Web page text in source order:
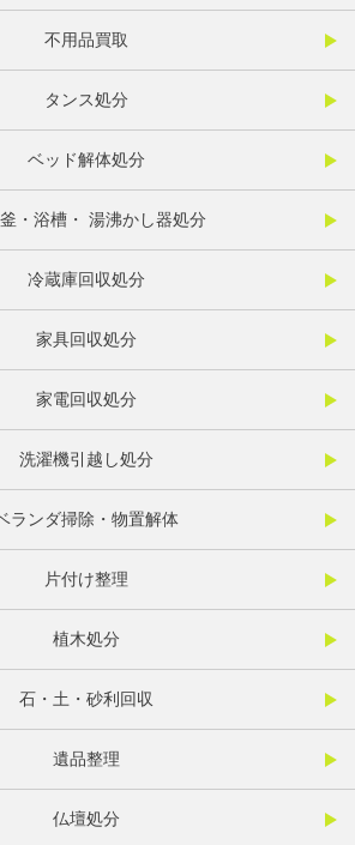
不用品買取
タンス処分
ベッド解体処分
・浴槽・ 湯沸かし器処分
冷蔵庫回収処分
家具回収処分
家電回収処分
洗濯機引越し処分
ランダ掃除・物置解体
片付け整理
植木処分
石・土・砂利回収
遺品整理
仏壇処分